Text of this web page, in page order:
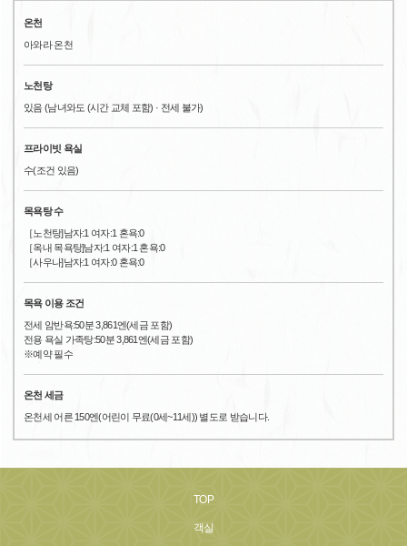
온천
아와라 온천
노천탕
있음 (남녀와도 (시간 교체 포함) · 전세 불가)
프라이빗 욕실
수(조건 있음)
목욕탕 수
［노천탕]남자:1 여자:1 혼욕:0
［옥내 목욕탕]남자:1 여자:1 혼욕:0
［사우나]남자:1 여자:0 혼욕:0
목욕 이용 조건
전세 암반욕:50분 3,861엔(세금 포함)
전용 욕실 가족탕:50분 3,861엔(세금 포함)
※예약 필수
온천 세금
온천세 어른 150엔(어린이 무료(0세~11세)) 별도로 받습니다.
TOP
객실